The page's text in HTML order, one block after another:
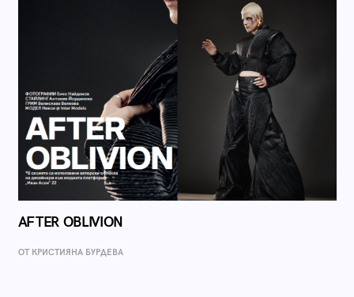
AFTER OBLIVION
ОТ КРИСТИЯНА БУРДЕВА